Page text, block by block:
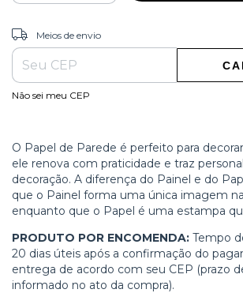
Entregas para o CEP:
Meios de envio
Não sei meu CEP
O Papel de Parede é perfeito para
ele renova com praticidade e traz
decoração. A diferença do Painel e do
que o Painel forma uma única imagem
enquanto que o Papel é uma estampa
PRODUTO POR ENCOMENDA: Tempo
20 dias úteis após a confirmação do
entrega de acordo com seu CEP (prazo
informado no ato da compra).